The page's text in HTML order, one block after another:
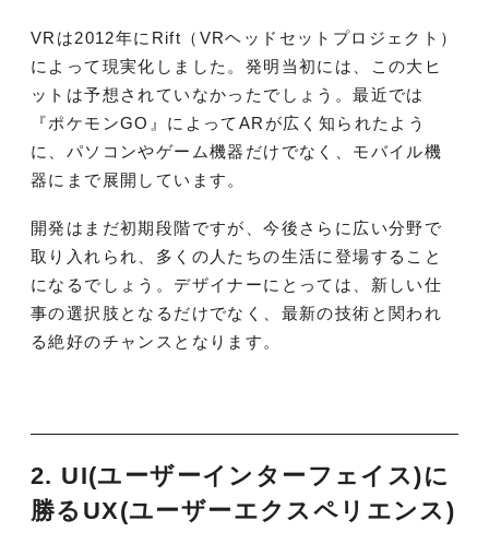
VRは2012年にRift（VRヘッドセットプロジェクト）
によって現実化しました。発明当初には、この大ヒ
ットは予想されていなかったでしょう。最近では
『ポケモンGO』によってARが広く知られたよう
に、パソコンやゲーム機器だけでなく、モバイル機
器にまで展開しています。
開発はまだ初期段階ですが、今後さらに広い分野で
取り入れられ、多くの人たちの生活に登場すること
になるでしょう。デザイナーにとっては、新しい仕
事の選択肢となるだけでなく、最新の技術と関われ
る絶好のチャンスとなります。
2. UI(ユーザーインターフェイス)に
勝るUX(ユーザーエクスペリエンス)